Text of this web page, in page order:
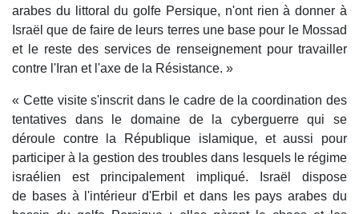
arabes du littoral du golfe Persique, n'ont rien à donner à
Israël que de faire de leurs terres une base pour le Mossad
et le reste des services de renseignement pour travailler
contre l'Iran et l'axe de la Résistance. »
« Cette visite s'inscrit dans le cadre de la coordination des
tentatives dans le domaine de la cyberguerre qui se
déroule contre la République islamique, et aussi pour
participer à la gestion des troubles dans lesquels le régime
israélien est principalement impliqué. Israël dispose
de bases à l'intérieur d'Erbil et dans les pays arabes du